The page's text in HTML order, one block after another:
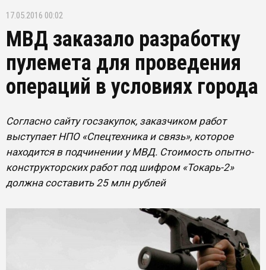
17.05.2016 00:02
МВД заказало разработку
пулемета для проведения
операций в условиях города
Согласно сайту госзакупок, заказчиком работ
выступает НПО «Спецтехника и связь», которое
находится в подчинении у МВД. Стоимость опытно-
конструкторских работ под шифром «Токарь-2»
должна составить 25 млн рублей